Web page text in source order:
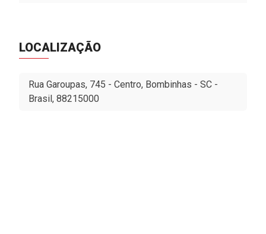
LOCALIZAÇÃO
Rua Garoupas, 745 - Centro, Bombinhas - SC -
Brasil, 88215000